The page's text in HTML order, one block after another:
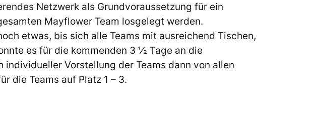
Netzwerk als Grundvoraussetzung für ein
Mayflower Team losgelegt werden.
etwas, bis sich alle Teams mit ausreichend Tischen,
es für die kommenden 3 ½ Tage an die
individueller Vorstellung der Teams dann von allen
die Teams auf Platz 1 – 3.